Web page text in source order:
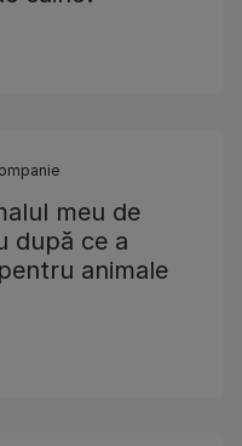
meu de
după ce a
animale